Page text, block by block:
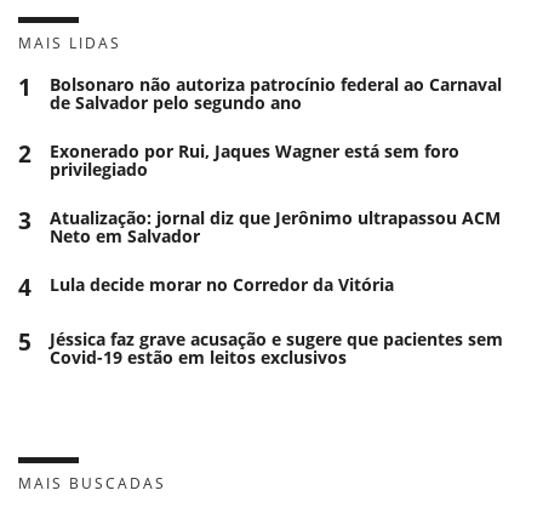
MAIS LIDAS
1 Bolsonaro não autoriza patrocínio federal ao Carnaval
de Salvador pelo segundo ano
2 Exonerado por Rui, Jaques Wagner está sem foro
privilegiado
3 Atualização: jornal diz que Jerônimo ultrapassou ACM
Neto em Salvador
4 Lula decide morar no Corredor da Vitória
5 Jéssica faz grave acusação e sugere que pacientes sem
Covid-19 estão em leitos exclusivos
MAIS BUSCADAS